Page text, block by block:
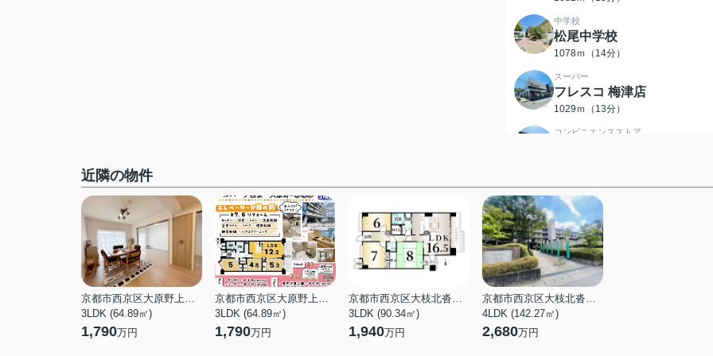
中学校
松尾中学校
1078ｍ（14分）
スーパー
フレスコ 梅津店
1029ｍ（13分）
コンビニエンスストア
コンビニエンスストア
ローソン 嵐山谷ケ辻子町店
714ｍ（9分）
コンビニエンスストア
セブンイレブン 京都松室店
731ｍ（10分）
内科
近隣の物件
京都市西京区大原野上里南ノ町
3LDK (64.89㎡)
1,790万円
京都市西京区大原野上里南ノ町
3LDK (64.89㎡)
1,790万円
京都市西京区大枝北沓掛町１丁目
3LDK (90.34㎡)
1,940万円
京都市西京区大枝北沓掛町１丁目
4LDK (142.27㎡)
2,680万円